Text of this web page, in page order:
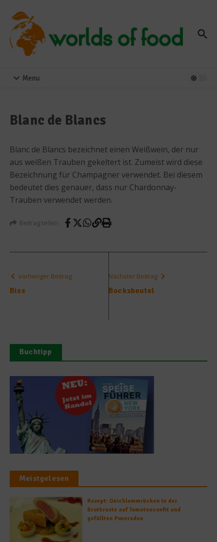
Menu
Blanc de Blancs
Blanc de Blancs bezeichnet einen Weißwein, der nur
aus weißen Trauben gekeltert ist. Zumeist wird diese
Bezeichnung für Champagner verwendet. Bei diesem
bedeutet dies genauer, dass nur Chardonnay-
Trauben verwendet werden.
Beitrag teilen
vorheriger Beitrag
Biss
Nächster Beitrag
Bocksbeutel
Buchtipp
Meistgelesen
Rezept: Deichlammrücken in der
Brotkruste auf Tomatenconfit und
gefüllten Poveraden